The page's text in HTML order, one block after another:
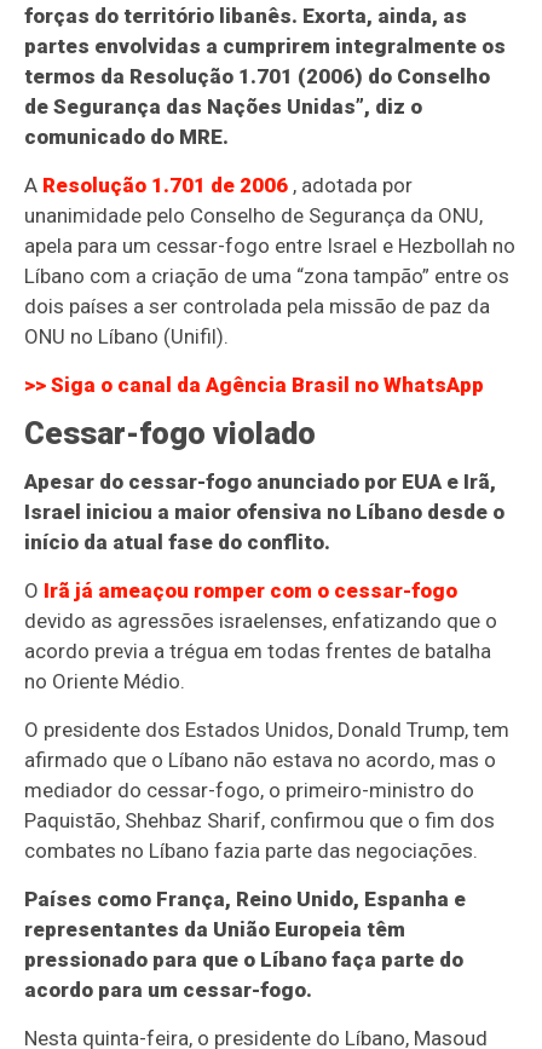
forças do território libanês. Exorta, ainda, as
partes envolvidas a cumprirem integralmente os
termos da Resolução 1.701 (2006) do Conselho
de Segurança das Nações Unidas”, diz o
comunicado do MRE.
A Resolução 1.701 de 2006 , adotada por
unanimidade pelo Conselho de Segurança da ONU,
apela para um cessar-fogo entre Israel e Hezbollah no
Líbano com a criação de uma “zona tampão” entre os
dois países a ser controlada pela missão de paz da
ONU no Líbano (Unifil).
>> Siga o canal daAgência Brasil no WhatsApp
Cessar-fogo violado
Apesar do cessar-fogo anunciado por EUA e Irã,
Israel iniciou a maior ofensiva no Líbano desde o
início da atual fase do conflito.
O Irã já ameaçou romper com o cessar-fogo
devido as agressões israelenses, enfatizando que o
acordo previa a trégua em todas frentes de batalha
no Oriente Médio.
O presidente dos Estados Unidos, Donald Trump, tem
afirmado que o Líbano não estava no acordo, mas o
mediador do cessar-fogo, o primeiro-ministro do
Paquistão, Shehbaz Sharif, confirmou que o fim dos
combates no Líbano fazia parte das negociações.
Países como França, Reino Unido, Espanha e
representantes da União Europeia têm
pressionado para que o Líbano faça parte do
acordo para um cessar-fogo.
Nesta quinta-feira, o presidente do Líbano, Masoud